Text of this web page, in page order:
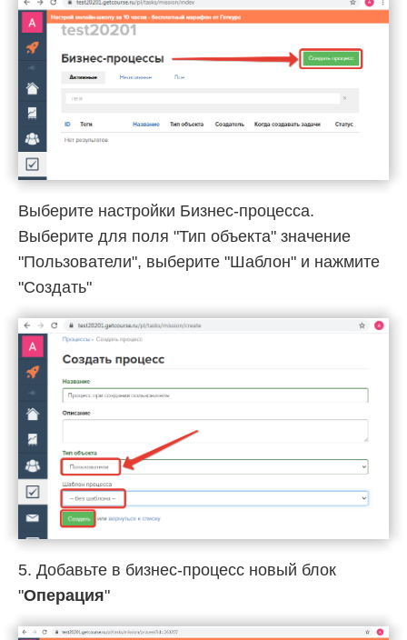
Выберите настройки Бизнес-процесса.
Выберите для поля "Тип объекта" значение
"Пользователи", выберите "Шаблон" и нажмите
"Создать"
5. Добавьте в бизнес-процесс новый блок
"Операция"